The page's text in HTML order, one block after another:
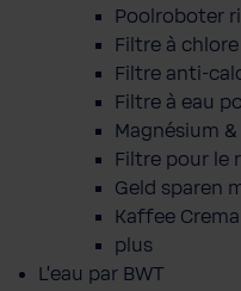
Poolroboter
Filtre à
Filtre anti-
Filtre à eau
Magnésium
Filtre pour le
Geld sparen
Kaffee Crema
plus
L'eau par BWT